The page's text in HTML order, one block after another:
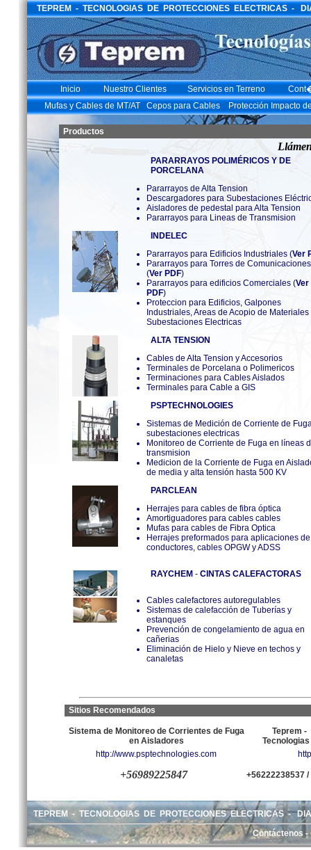
TEPREM - TECNOLOGIAS DE PROTECCIONES ELECTRICAS -
Inicio Nuestro Clientes Servicios en Terreno
Mufas y Cables de MT/AT
Cepos para Cables Protección Impacto
Productos
PARARRAYOS POLIMÉRICOS Y DE
PORCELANA
Pararrayos de Alta Tension
Descargadores para Subestaciones
Aisladores de pedestal para Alta Tension
Pararrayos para Lineas de Transmision
INDELEC
Pararrayos para Edificios Industriales (Ver
Pararrayos para Torres de Comunicaciones
(Ver PDF)
Pararrayos para edificios Comerciales (Ver
PDF)
Proteccion para Edificios, Galpones
Industriales, Areas de Acopio de Materiales
Subestaciones Electricas
ALTA TENSION
Cables de Alta Tension y Accesorios
Terminales de Porcelana o Polimericos
Terminaciones para CablesAislados
Terminales para Cable a GIS
PSPTECHNOLOGIES
Sistemas de Medición de Corriente de
subestaciones electricas
Monitoreo de Corriente de Fuga en líneas
transmision
Medicion de la Corriente de Fuga en
de media y alta tensión hasta 500 KV
PARCLEAN
Herrajes para cables de fibra óptica
Amortiguadores para cables cables
Mufas para cables de Fibra Optica
Herrajes preformados para aplicaciones de
conductores, cables OPGW y ADSS
RAYCHEM - CINTAS CALEFACTORAS
Cables calefactores autoregulables
Sistemas de calefacción de Tuberías y
estanques
Prevención de congelamiento de agua en
cañerias
Eliminación de Hielo y Nieve en techos y
canaletas
Sitios Recomendados
Sistema de Monitoreo de Corrientes de Fuga
en Aisladores
Teprem
http://www.psptechnologies.com
+56989225847 +56222238537 /
TEPREM - TECNOLOGIAS DE PROTECCIONES ELECTRICAS -
Contáctenos